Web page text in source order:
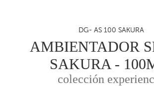
DG- AS 100 SAKURA
AMBIENTADOR
SAKURA -
colección